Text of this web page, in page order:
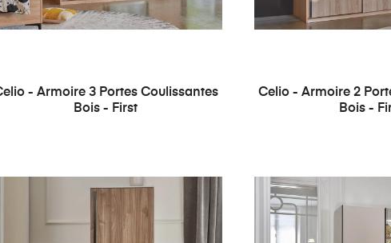
- Armoire 3 Portes Coulissantes
Bois - First
Celio - Armoire 2
Bois -